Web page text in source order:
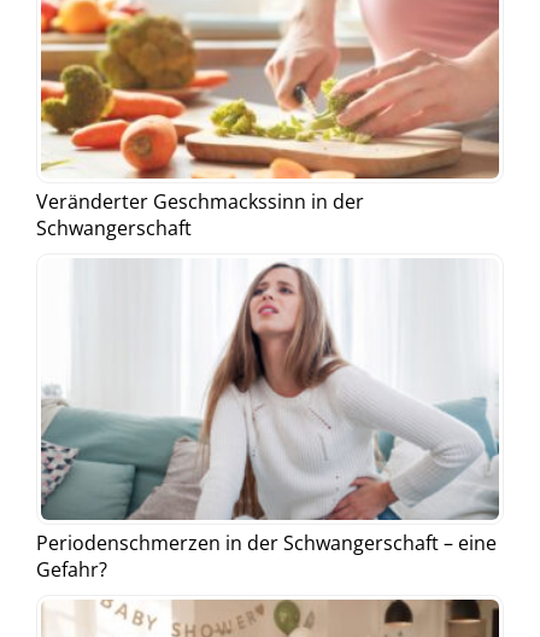
Veränderter Geschmackssinn in der
Schwangerschaft
Periodenschmerzen in der Schwangerschaft – eine
Gefahr?